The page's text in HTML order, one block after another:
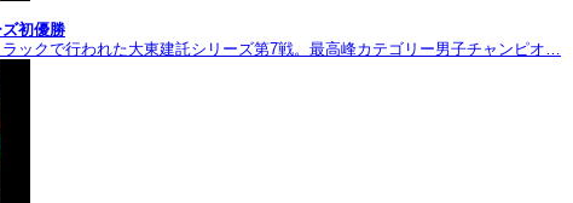
初優勝
ックで行われた大東建託シリーズ第7戦。最高峰カテゴリー男子チャンピオ…